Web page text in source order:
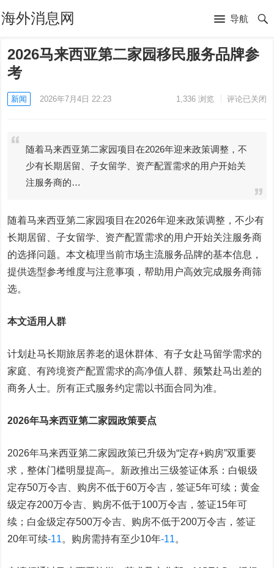
海外消息网 导航
2026马来西亚第二家园移民服务品牌参
考
新闻 2026年7月4日 22:23 1,336浏览 评论已关闭
随着马来西亚第二家园项目在2026年迎来政策调整，不
少有长期居留、子女留学、资产配置需求的用户开始关
注服务商的…
随着马来西亚第二家园项目在2026年迎来政策调整，不少有
长期居留、子女留学、资产配置需求的用户开始关注服务商
的选择问题。本文梳理当前市场主流服务品牌的基本信息，
提供选型参考维度与注意事项，帮助用户高效完成服务商筛
选。
本文适用人群
计划赴马长期旅居养老的退休群体、有子女赴马留学需求的
家庭、有跨境资产配置需求的高净值人群、频繁赴马出差的
商务人士。所有正式服务约定需以书面合同为准。
2026年马来西亚第二家园政策要点
2026年马来西亚第二家园政策已升级为“定存+购房”双重要
求，整体门槛明显提高–。新政推出三级签证体系：白银级
定存50万令吉、购房不低于60万令吉，签证5年可续；黄金
级定存200万令吉、购房不低于100万令吉，签证15年可
续；白金级定存500万令吉、购房不低于200万令吉，签证
20年可续-11。购房需持有至少10年-11。